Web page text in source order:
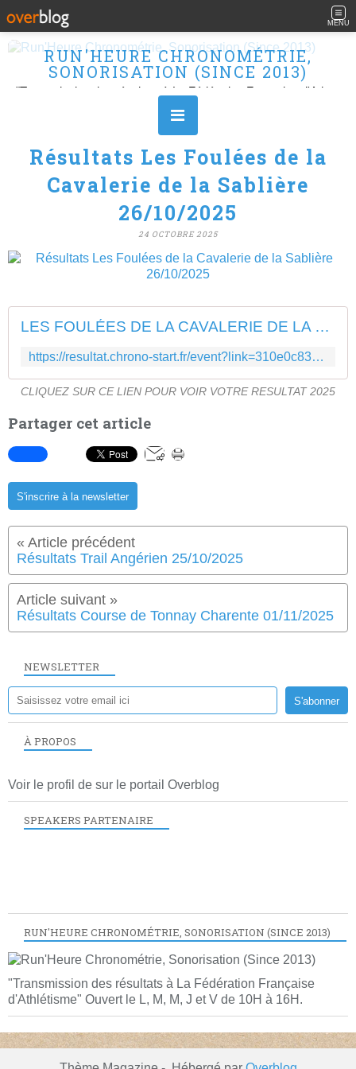
MENU
RUN'HEURE CHRONOMÉTRIE,
SONORISATION (SINCE 2013)
Résultats Les Foulées de la
Cavalerie de la Sablière
26/10/2025
24 OCTOBRE 2025
LES FOULÉES DE LA CAVALERIE DE LA SABLIÈRE
https://resultat.chrono-start.fr/event?link=310e0c83e6c6022f128e2b285d622276
CLIQUEZ SUR CE LIEN POUR VOIR VOTRE RESULTAT 2025
Partager cet article
S'inscrire à la newsletter
Résultats Trail Angérien 25/10/2025
Résultats Course de Tonnay Charente 01/11/2025
NEWSLETTER
RUN'HEURE CHRONOMÉTRIE, SONORISATION (SINCE 2013)
"Transmission des résultats à La Fédération Française
d'Athlétisme" Ouvert le L, M, M, J et V de 10H à 16H.
À PROPOS
Voir le profil de sur le portail Overblog
SPEAKERS PARTENAIRE